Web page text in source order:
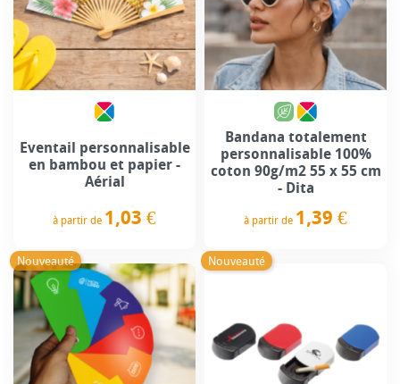
Eventail personnalisable
en bambou et papier -
Aérial
à partir de 1,03 €
Bandana totalement
personnalisable 100%
coton 90g/m2 55 x 55 cm
- Dita
à partir de 1,39 €
Nouveauté Nouveauté